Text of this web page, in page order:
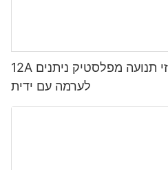
12A יצרן ארגזי פלסטיק ארגזי תנועה מפלסטיק ניתנים
לערמה עם ידית